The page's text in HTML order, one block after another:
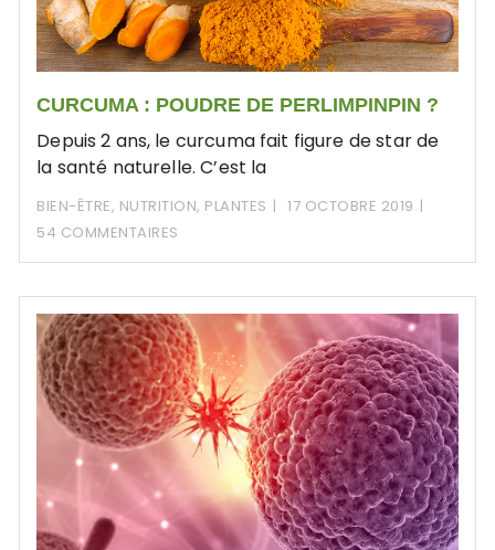
CURCUMA : POUDRE DE PERLIMPINPIN ?
Depuis 2 ans, le curcuma fait figure de star de
la santé naturelle. C’est la
BIEN-ÊTRE, NUTRITION, PLANTES
17 OCTOBRE 2019
54 COMMENTAIRES